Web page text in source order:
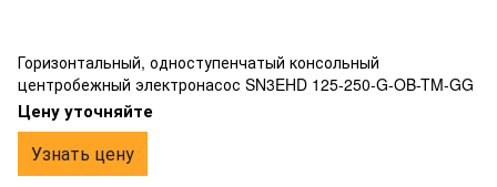
Горизонтальный, одноступенчатый консольный
центробежный электронасос SN3EHD 125-250-G-OB-TM-GG
Цену уточняйте
Узнать цену